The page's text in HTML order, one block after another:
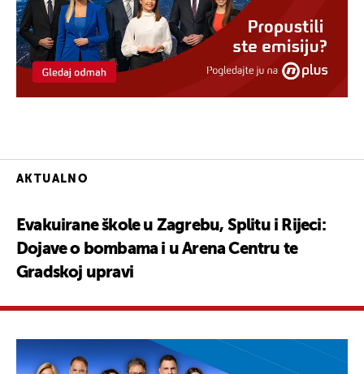
AKTUALNO
Evakuirane škole u Zagrebu, Splitu i Rijeci:
Dojave o bombama i u Arena Centru te
Gradskoj upravi